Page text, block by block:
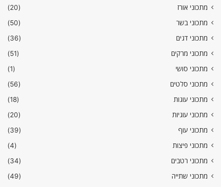
מתכוני אורז
(20)
מתכוני בשר
(50)
מתכוני דגים
(36)
מתכוני מרקים
(51)
מתכוני סושי
(1)
מתכוני סלטים
(56)
מתכוני עוגות
(18)
מתכוני עוגיות
(20)
מתכוני עוף
(39)
מתכוני פיצות
(4)
מתכוני רטבים
(34)
מתכוני שתייה
(49)